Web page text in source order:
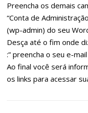
Preencha os demais
“Conta de
(wp-admin) do seu
Desça até o fim onde
:” preencha o seu e-
Ao final você será
os links para acessar